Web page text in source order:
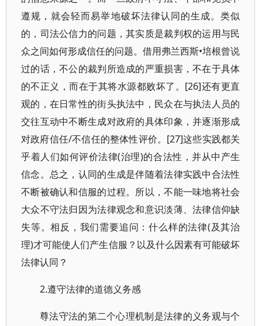
遵规，就会轻而易举地破坏法律认同的生成。类似
的，司法公信力的问题，其实质是裁判权的运用与民
众之间如何形成信任的问题。借用弗兰西斯•培根曾说
过的话，不公的裁判所造成的严重损害，不在于具体
的不正义，而在于其将水源都败坏了。[26]还有更直
观的，在日常性的街头执法中，民众在与执法人员的
交往互动中不断生成对政府的具体印象，并逐渐形成
对政府信任/不信任的整体性评价。[27]这些实践都关
乎着人们如何评价法律(治理)的合法性，并从中产生
信念。总之，认同的生成是伴随着法律实践中合法性
不断被确认和信服的过程。所以，不能一味地将社会
大众不守法归因为法律观念和意识淡薄、法律信仰缺
失等。相反，我们需要追问：什么样的法律(及其治
理)才可能使人们产生信服？以及什么因素有可能破坏
法律认同？
2.遵守法律的道德义务感
尊法守法的第二个心理机制是法律的义务观与个